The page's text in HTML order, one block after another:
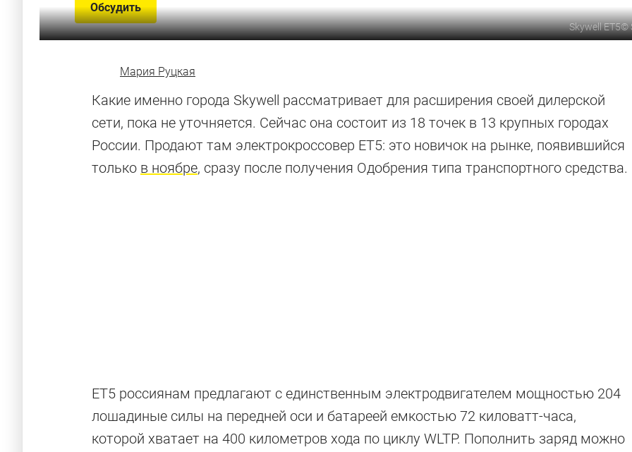
Обсудить
Skywell ET5©
Мария Руцкая
Какие именно города Skywell рассматривает для расширения своей дилерской
сети, пока не уточняется. Сейчас она состоит из 18 точек в 13 крупных городах
России. Продают там электрокроссовер ET5: это новичок на рынке, появившийся
только в ноябре, сразу после получения Одобрения типа транспортного средства.
ET5 россиянам предлагают с единственным электродвигателем мощностью 204
лошадиные силы на передней оси и батареей емкостью 72 киловатт-часа,
которой хватает на 400 километров хода по циклу WLTP. Пополнить заряд можно